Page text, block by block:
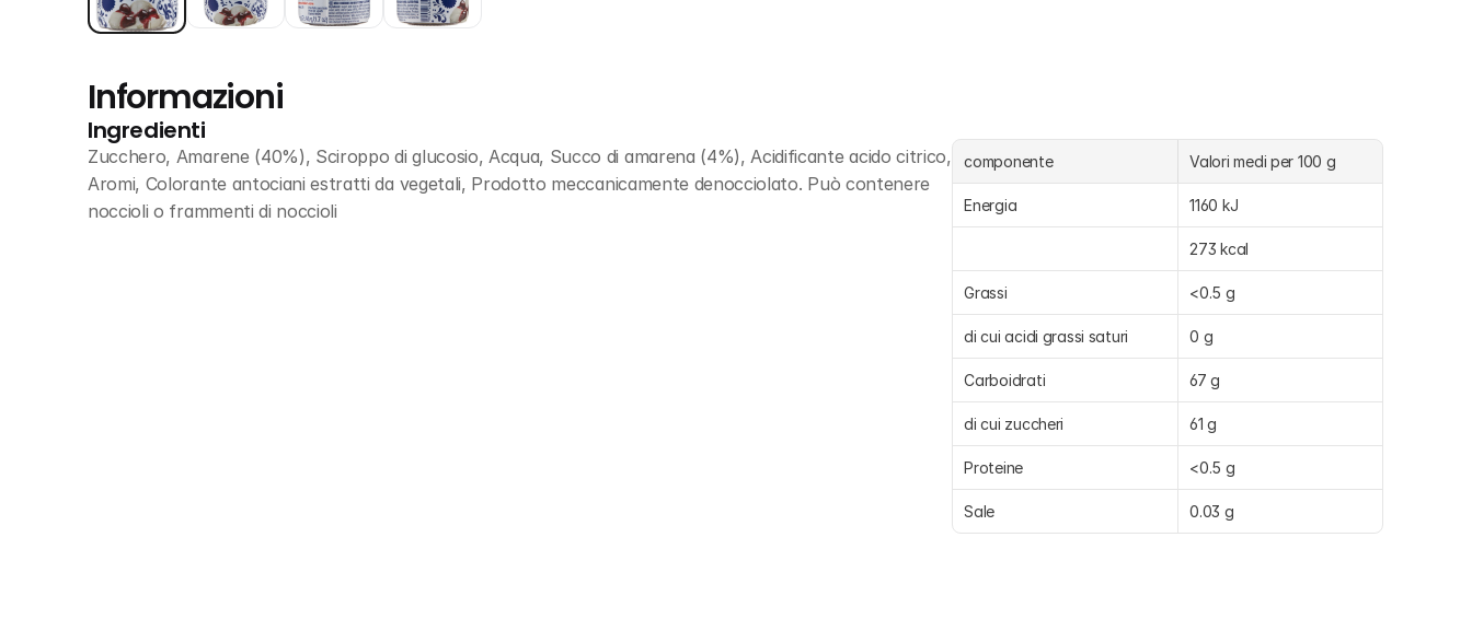
Informazioni
Ingredienti
Zucchero, Amarene (40%), Sciroppo di glucosio, Acqua, Succo di amarena (4%), Acidificante acido citrico,
Aromi, Colorante antociani estratti da vegetali, Prodotto meccanicamente denocciolato. Può contenere
noccioli o frammenti di noccioli
componente Valori medi per 100 g
Energia 1160 kJ
273 kcal
Grassi <0.5 g
di cui acidi grassi saturi 0 g
Carboidrati 67 g
di cui zuccheri 61 g
Proteine <0.5 g
Sale 0.03 g